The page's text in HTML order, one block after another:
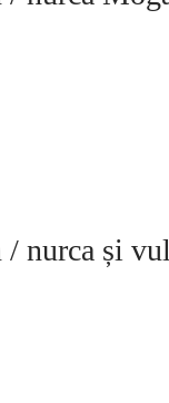
/ nurca și